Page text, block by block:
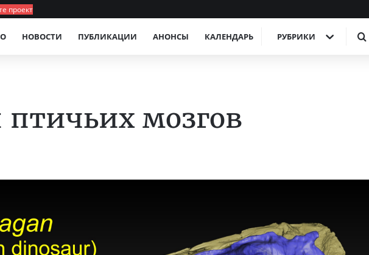
проект
НОВОСТИ ПУБЛИКАЦИИ АНОНСЫ КАЛЕНДАРЬ РУБРИКИ
птичьих мозгов